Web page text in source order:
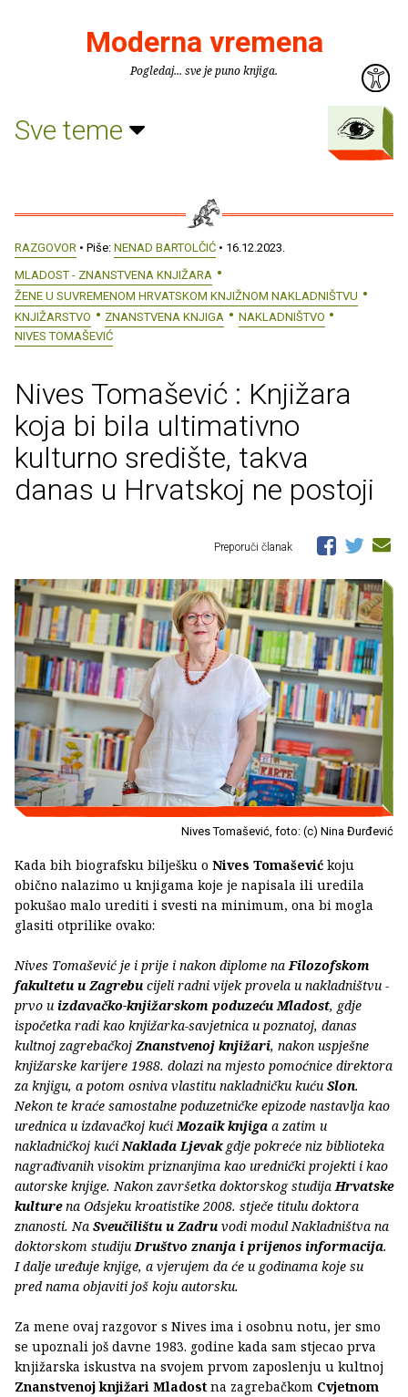
Moderna vremena
Pogledaj... sve je puno knjiga.
Sve teme
RAZGOVOR • Piše: NENAD BARTOLČIĆ • 16.12.2023.
MLADOST - ZNANSTVENA KNJIŽARA
ŽENE U SUVREMENOM HRVATSKOM KNJIŽNOM NAKLADNIŠTVU
KNJIŽARSTVO
ZNANSTVENA KNJIGA
NAKLADNIŠTVO
NIVES TOMAŠEVIĆ
Nives Tomašević : Knjižara
koja bi bila ultimativno
kulturno središte, takva
danas u Hrvatskoj ne postoji
Preporuči članak
Nives Tomašević, foto: (c) Nina Đurđević
Kada bih biografsku bilješku o Nives Tomašević koju
obično nalazimo u knjigama koje je napisala ili uredila
pokušao malo urediti i svesti na minimum, ona bi mogla
glasiti otprilike ovako:
Nives Tomašević je i prije i nakon diplome naFilozofskom
fakultetu u Zagrebu cijeli radni vijek provela u nakladništvu -
prvo u izdavačko-knjižarskom poduzeću Mladost, gdje
ispočetka radi kao knjižarka-savjetnica u poznatoj, danas
kultnoj zagrebačkoj Znanstvenoj knjižari, nakon uspješne
knjižarske karijere 1988. dolazi na mjesto pomoćnice direktora
za knjigu, a potom osniva vlastitu nakladničku kuću Slon.
Nekon te kraće samostalne poduzetničke epizode nastavlja kao
urednica u izdavačkoj kućiMozaik knjiga a zatim u
nakladničkoj kućiNaklada Ljevakgdje pokreće niz biblioteka
nagrađivanih visokim priznanjima kao urednički projekti i kao
autorske knjige. Nakon završetka doktorskog studijaHrvatske
kulturena Odsjeku kroatistike 2008. stječe titulu doktora
znanosti. Na Sveučilištu u Zadru vodi modul Nakladništva na
doktorskom studijuDruštvo znanja i prijenos informacija.
I dalje uređuje knjige, a vjerujem da će u godinama koje su
pred nama objaviti još koju autorsku.
Za mene ovaj razgovor s Nives ima i osobnu notu, jer smo
se upoznali još davne 1983. godine kada sam stjecao prva
knjižarska iskustva na svojem prvom zaposlenju u kultnoj
Znanstvenoj knjižari Mladost na zagrebačkom Cvjetnom